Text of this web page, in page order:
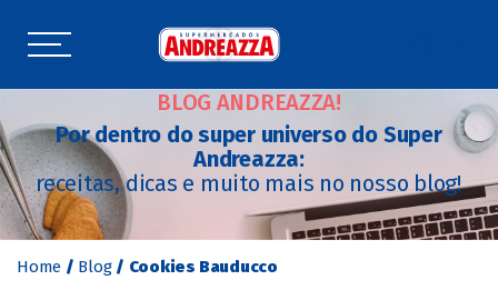
BLOG ANDREAZZA!
Por dentro do super universo do Super
Andreazza:
receitas, dicas e muito mais no nosso blog!
Home / Blog / Cookies Bauducco